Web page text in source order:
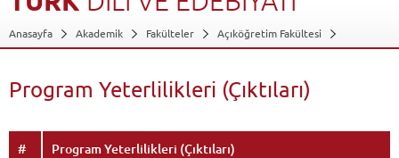
Anasayfa Akademik Fakülteler
Açıköğretim Fakültesi
Program Yeterlilikleri (Çıktıları)
# Program Yeterlilikleri (Çıktıları)